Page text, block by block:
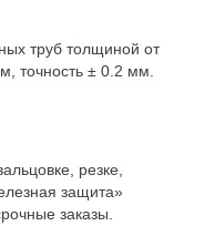
труб толщиной от
точность ± 0.2 мм.
резке,
защита»
заказы.